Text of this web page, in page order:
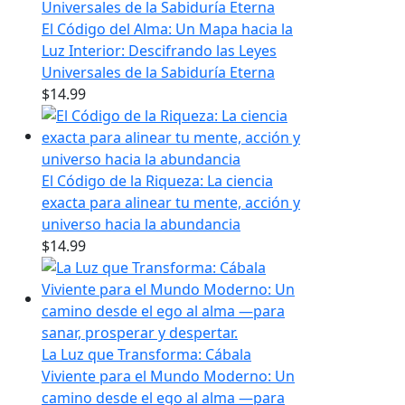
El Código del Alma: Un Mapa hacia la
Luz Interior: Descifrando las Leyes
Universales de la Sabiduría Eterna
$14.99
El Código de la Riqueza: La ciencia
exacta para alinear tu mente, acción y
universo hacia la abundancia
$14.99
La Luz que Transforma: Cábala
Viviente para el Mundo Moderno: Un
camino desde el ego al alma —para